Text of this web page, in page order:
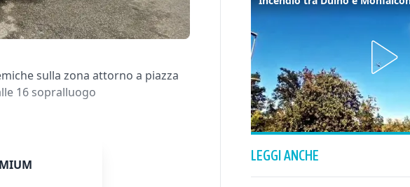
sulla zona attorno a piazza
16 sopralluogo
LEGGI ANCHE